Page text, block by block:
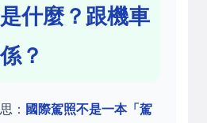
什麼？跟機車
？
： 國際駕照不是一本「駕